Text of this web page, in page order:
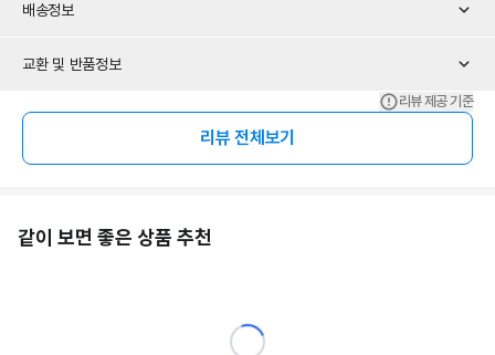
배송정보
교환 및 반품정보
리뷰 제공 기준
리뷰 전체보기
같이 보면 좋은 상품 추천